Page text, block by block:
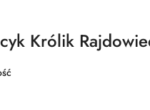
Królik